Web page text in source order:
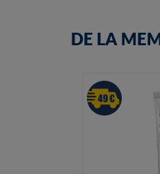
DE LA